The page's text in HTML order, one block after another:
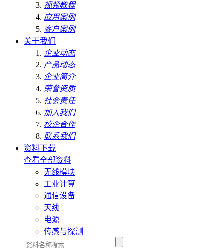
视频教程
应用案例
客户案例
关于我们
企业动态
产品动态
企业简介
荣誉资质
社会责任
加入我们
校企合作
联系我们
资料下载
查看全部资料
无线模块
工业计算
通信设备
天线
电源
传感与探测